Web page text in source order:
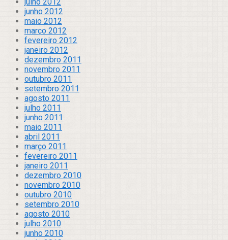
junho 2012
maio 2012
março 2012
fevereiro 2012
janeiro 2012
dezembro 2011
novembro 2011
outubro 2011
setembro 2011
agosto 2011
julho 2011
junho 2011
maio 2011
abril 2011
março 2011
fevereiro 2011
janeiro 2011
dezembro 2010
novembro 2010
outubro 2010
setembro 2010
agosto 2010
julho 2010
junho 2010